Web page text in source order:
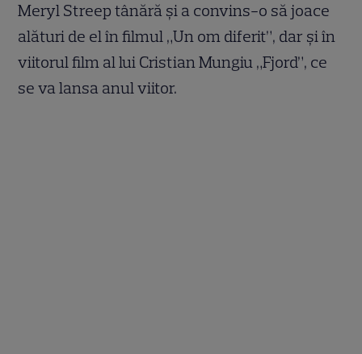
Meryl Streep tânără și a convins-o să joace
alături de el în filmul „Un om diferit”, dar și în
viitorul film al lui Cristian Mungiu „Fjord”, ce
se va lansa anul viitor.